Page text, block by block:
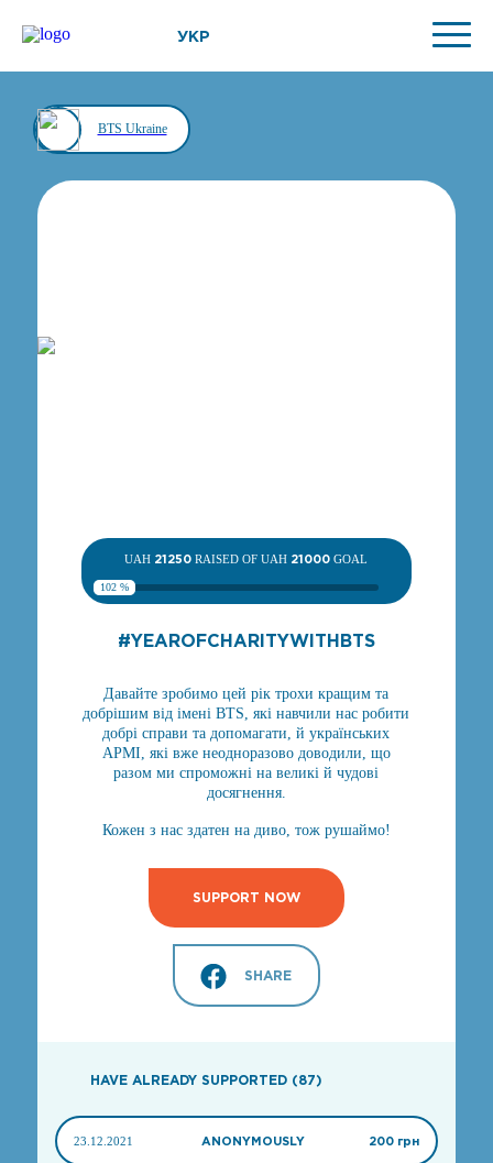
УКР
BTS Ukraine
UAH 21250 RAISED OF UAH 21000 GOAL
102 %
#YEAROFСHARITYWITHBTS
Давайте зробимо цей рік трохи кращим та
добрішим від імені BTS, які навчили нас робити
добрі справи та допомагати, й українських
АРМІ, які вже неодноразово доводили, що
разом ми спроможні на великі й чудові
досягнення.
Кожен з нас здатен на диво, тож рушаймо!
SUPPORT NOW
SHARE
HAVE ALREADY SUPPORTED (87)
23.12.2021 ANONYMOUSLY 200 грн